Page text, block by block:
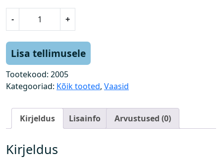
-
k
o
g
+
Lisa tellimusele
Tootekood: 2005
Kategooriad: Kõik tooted, Vaasid
Kirjeldus Lisainfo Arvustused (0)
Kirjeldus